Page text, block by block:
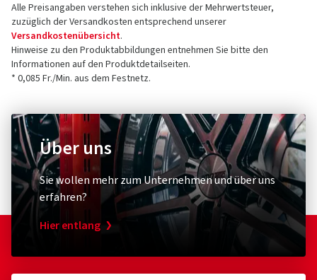
Alle Preisangaben verstehen sich inklusive der Mehrwertsteuer,
zuzüglich der Versandkosten entsprechend unserer
Versandkostenübersicht.
Hinweise zu den Produktabbildungen entnehmen Sie bitte den
Informationen auf den Produktdetailseiten.
* 0,085 Fr./Min. aus dem Festnetz.
Über uns
Sie wollen mehr zum Unternehmen und über uns
erfahren?
Hier entlang